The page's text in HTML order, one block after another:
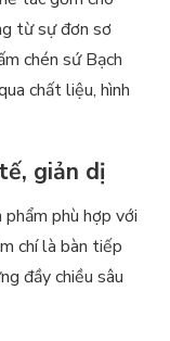
từ sự đơn sơ
chén sứ Bạch
chất liệu, hình
giản dị
phù hợp với
chí là bàn tiếp
đầy chiều sâu